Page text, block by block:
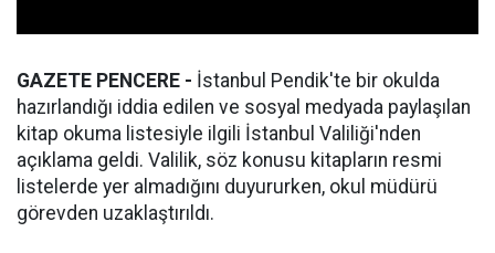
GAZETE PENCERE - İstanbul Pendik'te bir okulda
hazırlandığı iddia edilen ve sosyal medyada paylaşılan
kitap okuma listesiyle ilgili İstanbul Valiliği'nden
açıklama geldi. Valilik, söz konusu kitapların resmi
listelerde yer almadığını duyururken, okul müdürü
görevden uzaklaştırıldı.